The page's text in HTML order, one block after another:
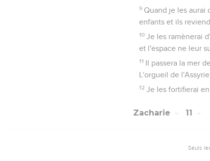
9 Quand je les aurai
enfants et ils
10 Je les ramènerai
et l'espace ne leur
11 Il passera la mer
L'orgueil de
12 Je les fortifierai
Zacharie 11
Seuls